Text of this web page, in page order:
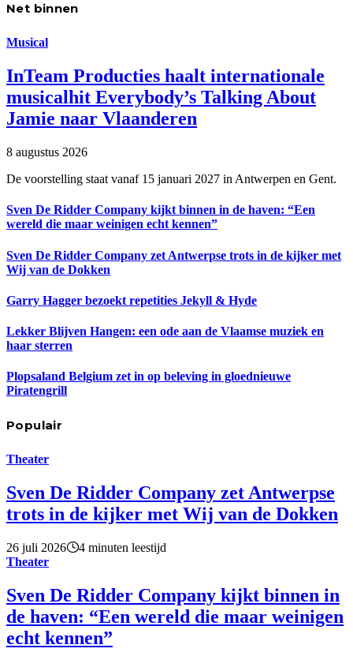
Net binnen
Musical
InTeam Producties haalt internationale
musicalhit Everybody’s Talking About
Jamie naar Vlaanderen
8 augustus 2026
De voorstelling staat vanaf 15 januari 2027 in Antwerpen en Gent.
Sven De Ridder Company kijkt binnen in de haven: “Een
wereld die maar weinigen echt kennen”
Sven De Ridder Company zet Antwerpse trots in de kijker met
Wij van de Dokken
Garry Hagger bezoekt repetities Jekyll & Hyde
Lekker Blijven Hangen: een ode aan de Vlaamse muziek en
haar sterren
Plopsaland Belgium zet in op beleving in gloednieuwe
Piratengrill
Populair
Theater
Sven De Ridder Company zet Antwerpse
trots in de kijker met Wij van de Dokken
26 juli 2026
4 minuten leestijd
Theater
Sven De Ridder Company kijkt binnen in
de haven: “Een wereld die maar weinigen
echt kennen”